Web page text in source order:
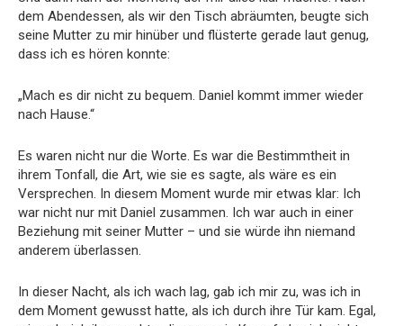
dem Abendessen, als wir den Tisch abräumten, beugte sich
seine Mutter zu mir hinüber und flüsterte gerade laut genug,
dass ich es hören konnte:
„Mach es dir nicht zu bequem. Daniel kommt immer wieder
nach Hause.“
Es waren nicht nur die Worte. Es war die Bestimmtheit in
ihrem Tonfall, die Art, wie sie es sagte, als wäre es ein
Versprechen. In diesem Moment wurde mir etwas klar: Ich
war nicht nur mit Daniel zusammen. Ich war auch in einer
Beziehung mit seiner Mutter – und sie würde ihn niemand
anderem überlassen.
In dieser Nacht, als ich wach lag, gab ich mir zu, was ich in
dem Moment gewusst hatte, als ich durch ihre Tür kam. Egal,